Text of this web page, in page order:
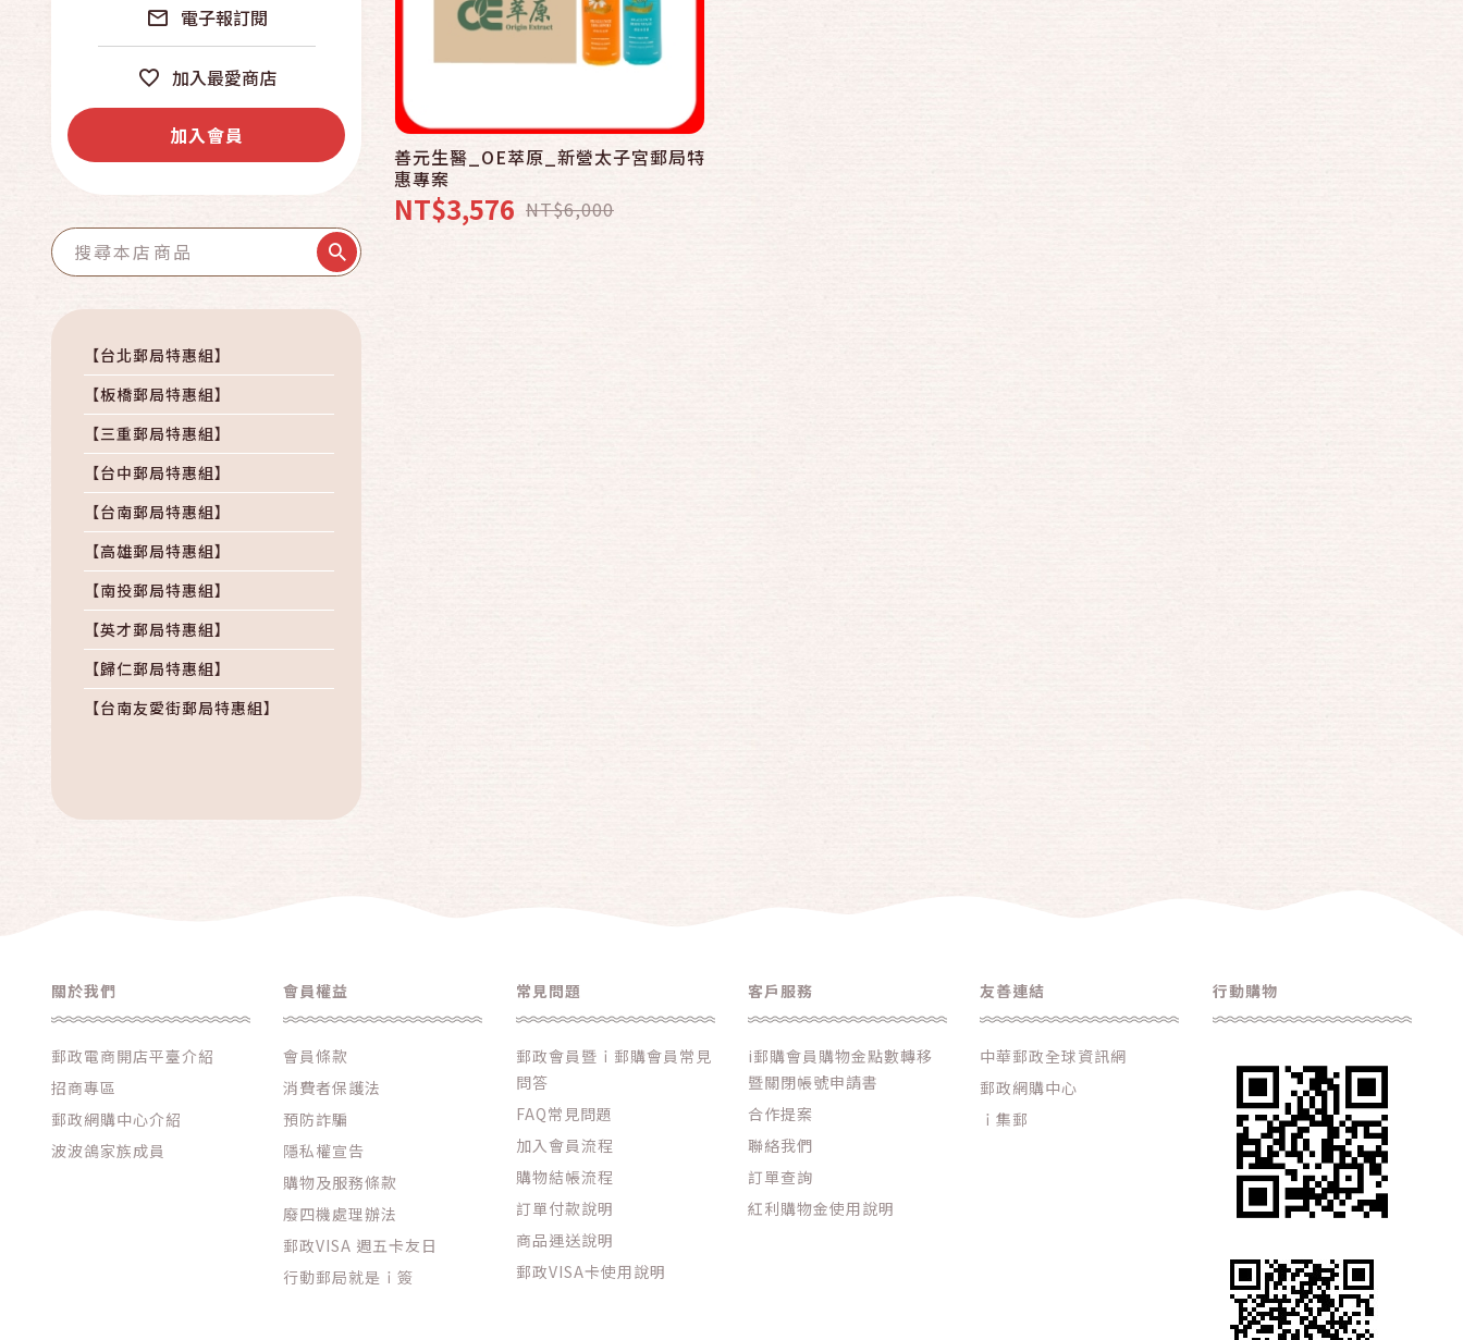
電子報訂閱
加入最愛商店
加入會員
【台北郵局特惠組】
【板橋郵局特惠組】
【三重郵局特惠組】
【台中郵局特惠組】
【台南郵局特惠組】
【高雄郵局特惠組】
【南投郵局特惠組】
【英才郵局特惠組】
【歸仁郵局特惠組】
【台南友愛街郵局特惠組】
保健食品
洗沐用品
【楠西郵局特惠組】
【新市郵局特惠組】
【新化郵局特惠組】
善元生醫_OE萃原_新營太子宮郵局特
惠專案
NT$3,576 NT$6,000
關於我們
郵政電商開店平臺介紹
招商專區
郵政網購中心介紹
波波鴿家族成員
會員權益
會員條款
消費者保護法
預防詐騙
隱私權宣告
購物及服務條款
廢四機處理辦法
郵政VISA 週五卡友日
行動郵局就是ｉ簽
常見問題
郵政會員暨ｉ郵購會員常見
問答
FAQ常見問題
加入會員流程
購物結帳流程
訂單付款說明
商品運送說明
郵政VISA卡使用說明
客戶服務
i郵購會員購物金點數轉移
暨關閉帳號申請書
合作提案
聯絡我們
訂單查詢
紅利購物金使用說明
友善連結
中華郵政全球資訊網
郵政網購中心
ｉ集郵
行動購物